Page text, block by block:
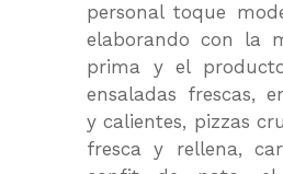
personal toque
elaborando con la
prima y el
ensaladas frescas,
y calientes, pizzas
fresca y rellena,